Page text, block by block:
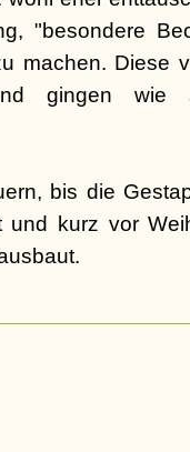
"besondere
machen. Diese
gingen wie
bis die
und kurz vor